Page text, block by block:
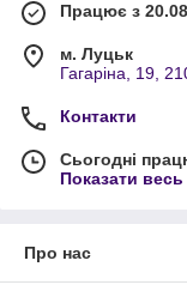
Працює з
м. Луцьк
Гагаріна, 19,
Контакти
Сьогодні
Показати
Про нас